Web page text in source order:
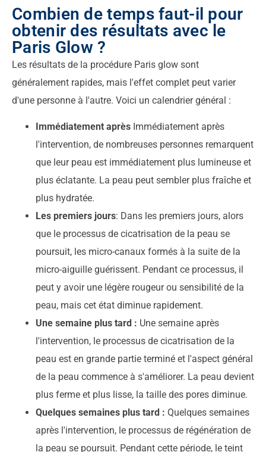
Combien de temps faut-il pour
obtenir des résultats avec le
Paris Glow ?
Les résultats de la procédure Paris glow sont
généralement rapides, mais l'effet complet peut varier
d'une personne à l'autre. Voici un calendrier général :
Immédiatement après Immédiatement après
l'intervention, de nombreuses personnes remarquent
que leur peau est immédiatement plus lumineuse et
plus éclatante. La peau peut sembler plus fraîche et
plus hydratée.
Les premiers jours: Dans les premiers jours, alors
que le processus de cicatrisation de la peau se
poursuit, les micro-canaux formés à la suite de la
micro-aiguille guérissent. Pendant ce processus, il
peut y avoir une légère rougeur ou sensibilité de la
peau, mais cet état diminue rapidement.
Une semaine plus tard : Une semaine après
l'intervention, le processus de cicatrisation de la
peau est en grande partie terminé et l'aspect général
de la peau commence à s'améliorer. La peau devient
plus ferme et plus lisse, la taille des pores diminue.
Quelques semaines plus tard : Quelques semaines
après l'intervention, le processus de régénération de
la peau se poursuit. Pendant cette période, le teint